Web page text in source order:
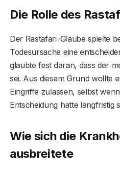
Die Rolle des
Der Rastafari-Glaube spielte
Todesursache eine
glaubte fest daran, dass der
sei. Aus diesem Grund wollte
Eingriffe zulassen, selbst
Entscheidung hatte langfristig
Wie sich die
ausbreitete